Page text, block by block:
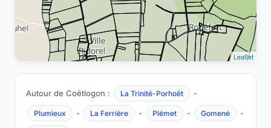
Leaflet
Autour de Coëtlogon : La Trinité-Porhoët -
Plumieux - La Ferrière - Plémet - Gomené -